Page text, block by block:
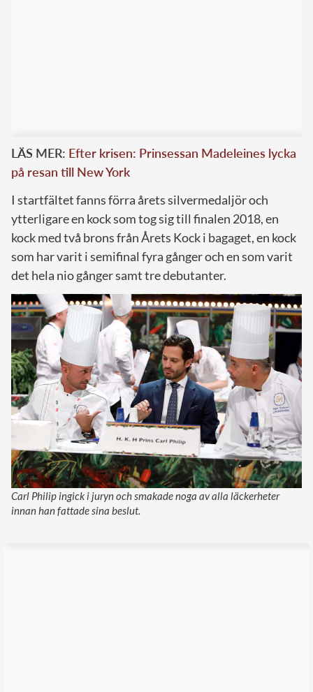
LÄS MER: Efter krisen: Prinsessan Madeleines lycka
på resan till New York
I startfältet fanns förra årets silvermedaljör och
ytterligare en kock som tog sig till finalen 2018, en
kock med två brons från Årets Kock i bagaget, en kock
som har varit i semifinal fyra gånger och en som varit
det hela nio gånger samt tre debutanter.
Carl Philip ingick i juryn och smakade noga av alla läckerheter
innan han fattade sina beslut.